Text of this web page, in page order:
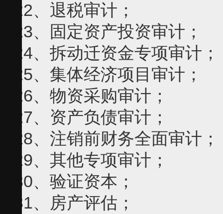
22、退税审计；
23、固定资产投资审计；
24、拆动迁资金专项审计；
25、集体经济项目审计；
26、物资采购审计；
27、资产负债审计；
28、注销前财务全面审计；
29、其他专项审计；
30、验证资本；
31、房产评估；